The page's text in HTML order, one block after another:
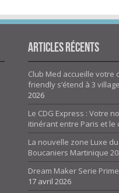
Articles Récents
Club Med accueille votre
friendly s’étend à 3
2026
Le CDG Express : Votre
itinérant entre Paris et le
La nouvelle zone Luxe
Boucaniers Martinique
Dream Maker Serie
17 avril 2026